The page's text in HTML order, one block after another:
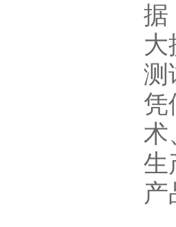
据
大
测
凭
术
生
产